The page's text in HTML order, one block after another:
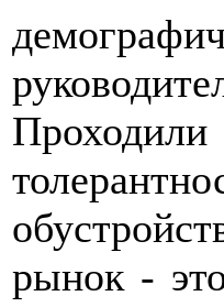
рынок -